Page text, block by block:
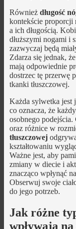
Również długość
kontekście proporcji
a ich długością.
dłuższymi nogami i
zazwyczaj będą
Zdarza się jednak,
mają odpowiednie
dostrzec tę przerwę
tkanki tłuszczowej.
Każda sylwetka jest
co oznacza, że
osobnego podejścia.
oraz różnice w
tłuszczowej
kształtowaniu
Ważne jest, aby
zmiany w diecie i
znacząco wpłynąć
Obserwuj swoje
do jego potrzeb.
Jak różne
wpływają